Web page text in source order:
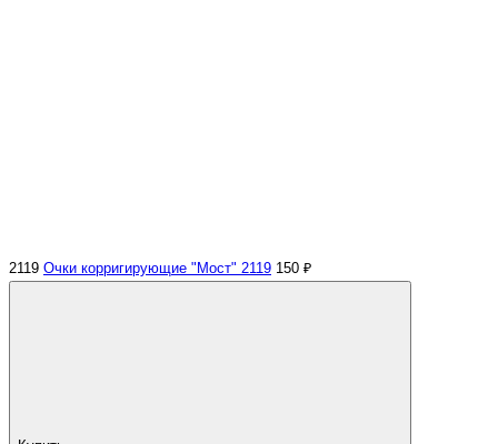
2119 Очки корригирующие "Мост" 2119 150 ₽